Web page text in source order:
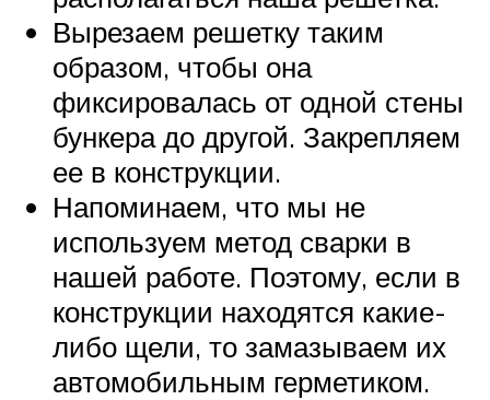
Вырезаем решетку таким
образом, чтобы она
фиксировалась от одной стены
бункера до другой. Закрепляем
ее в конструкции.
Напоминаем, что мы не
используем метод сварки в
нашей работе. Поэтому, если в
конструкции находятся какие-
либо щели, то замазываем их
автомобильным герметиком.